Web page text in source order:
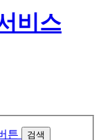
검색